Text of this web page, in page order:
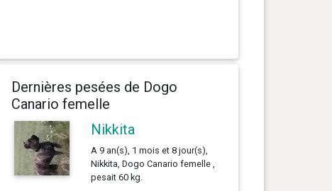
Dernières pesées de Dogo
Canario femelle
Nikkita
A 9 an(s), 1 mois et 8 jour(s),
Nikkita, Dogo Canario femelle ,
pesait 60 kg.